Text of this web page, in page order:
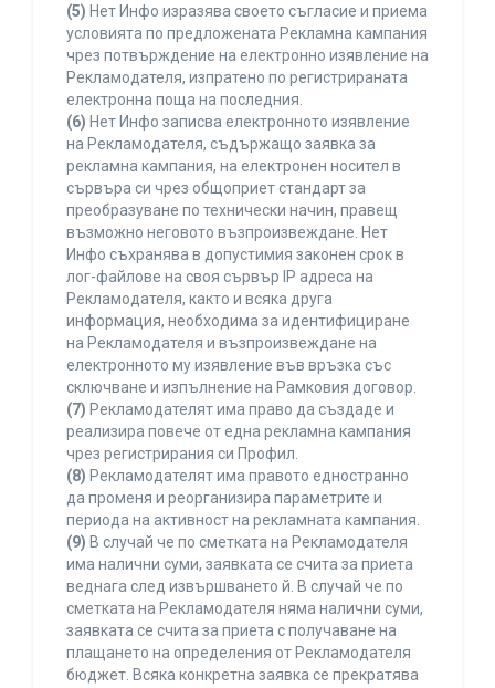
(5) Нет Инфо изразява своето съгласие и приема
условията по предложената Рекламна кампания
чрез потвърждение на електронно изявление на
Рекламодателя, изпратено по регистрираната
електронна поща на последния.
(6) Нет Инфо записва електронното изявление
на Рекламодателя, съдържащо заявка за
рекламна кампания, на електронен носител в
сървъра си чрез общоприет стандарт за
преобразуване по технически начин, правещ
възможно неговото възпроизвеждане. Нет
Инфо съхранява в допустимия законен срок в
лог-файлове на своя сървър IP адреса на
Рекламодателя, както и всяка друга
информация, необходима за идентифициране
на Рекламодателя и възпроизвеждане на
електронното му изявление във връзка със
сключване и изпълнение на Рамковия договор.
(7) Рекламодателят има право да създаде и
реализира повече от една рекламна кампания
чрез регистрирания си Профил.
(8) Рекламодателят има правото едностранно
да променя и реорганизира параметрите и
периода на активност на рекламната кампания.
(9) В случай че по сметката на Рекламодателя
има налични суми, заявката се счита за приета
веднага след извършването й. В случай че по
сметката на Рекламодателя няма налични суми,
заявката се счита за приета с получаване на
плащането на определения от Рекламодателя
бюджет. Всяка конкретна заявка се прекратява